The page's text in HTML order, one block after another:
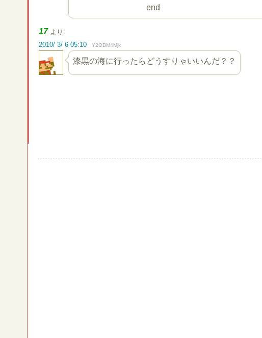
end
17 より:
2010/ 3/ 6 05:10
Y2ODM4Mjk
漆黒の海に行ったらどうすりゃいいんだ？？